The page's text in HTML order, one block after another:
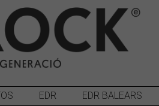
EDR EDR BALEARS